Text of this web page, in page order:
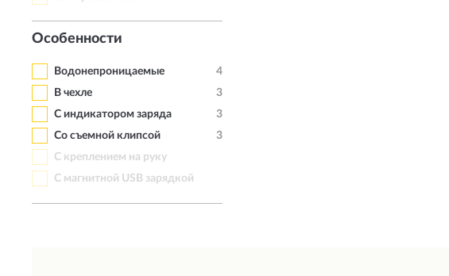
Особенности
Водонепроницаемые
4
В чехле
3
С индикатором заряда
3
Со съемной клипсой
3
С креплением на руку
С магнитной USB зарядкой